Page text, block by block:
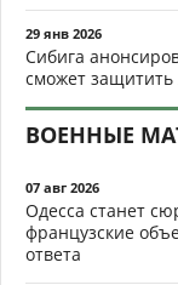
29 янв 2026
Сибига
сможет защитить
ВОЕННЫЕ
07 авг 2026
Одесса станет
французские
ответа